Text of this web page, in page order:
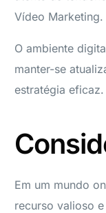
Vídeo Marketing.
O ambiente
manter-se
estratégia eficaz.
Em um mundo
recurso valioso